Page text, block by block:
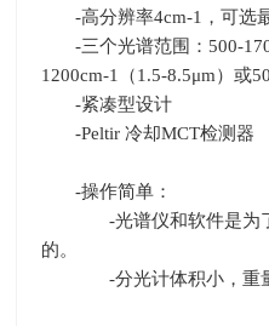
-高分辨率4cm-1 ，可选
-三个光谱范围： 500-
1200cm-1 （1.5-8.5μm）或
-紧凑型设计
-Peltir 冷却MCT检测器
-操作简单：
-光谱仪和软件是为
的。
-分光计体积小，重